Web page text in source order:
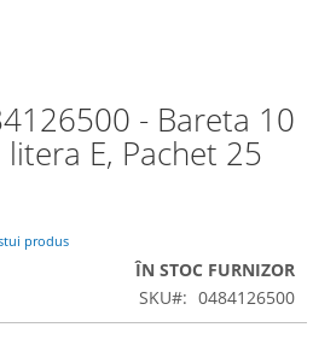
- Bareta 10
E, Pachet 25
produs
ÎN STOC FURNIZOR
SKU
0484126500